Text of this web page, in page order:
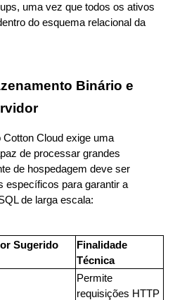
uma vez que todos os ativos
do esquema relacional da
Binário e
Cloud exige uma
de processar grandes
de hospedagem deve ser
específicos para garantir a
de larga escala:
Sugerido
Finalidade
Técnica
Permite
requisições HTTP